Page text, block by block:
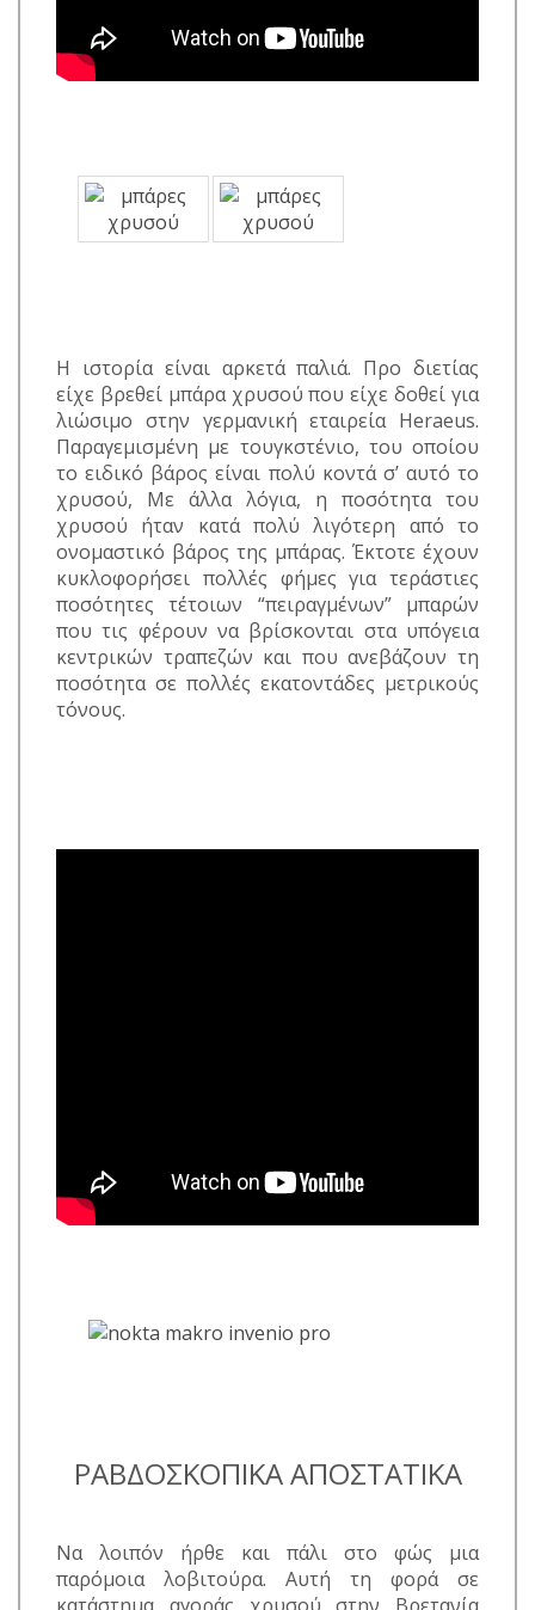
Η ιστορία είναι αρκετά παλιά. Προ διετίας
είχε βρεθεί μπάρα χρυσού που είχε δοθεί για
λιώσιμο στην γερμανική εταιρεία Heraeus.
Παραγεμισμένη με τουγκστένιο, του οποίου
το ειδικό βάρος είναι πολύ κοντά σ’ αυτό το
χρυσού, Με άλλα λόγια, η ποσότητα του
χρυσού ήταν κατά πολύ λιγότερη από το
ονομαστικό βάρος της μπάρας. Έκτοτε έχουν
κυκλοφορήσει πολλές φήμες για τεράστιες
ποσότητες τέτοιων “πειραγμένων” μπαρών
που τις φέρουν να βρίσκονται στα υπόγεια
κεντρικών τραπεζών και που ανεβάζουν τη
ποσότητα σε πολλές εκατοντάδες μετρικούς
τόνους.
ΡΑΒΔΟΣΚΟΠΙΚΑ ΑΠΟΣΤΑΤΙΚΑ
Να λοιπόν ήρθε και πάλι στο φώς μια
παρόμοια λοβιτούρα. Αυτή τη φορά σε